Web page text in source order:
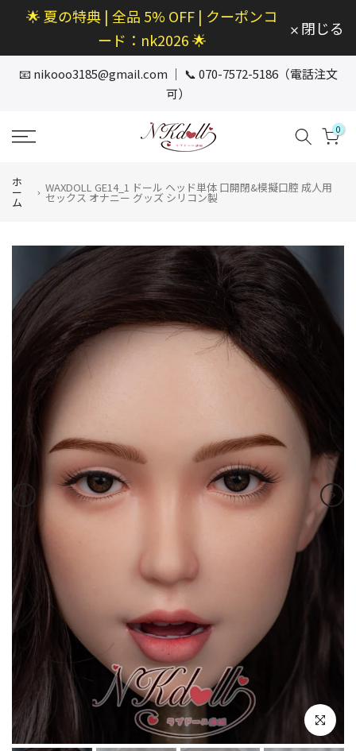
へ
ス
🌟 夏の特典 | 全品 5% OFF | クーポンコ
ード：nk2026 🌟
閉じる
📧 nikooo3185@gmail.com ｜ 📞 070-7572-5186（電話注文
可）
0
ホ
ー
ム
WAXDOLL GE14_1 ドール ヘッド単体 口開閉&模擬口腔 成人用
セックス オナニー グッズ シリコン製
クリックし